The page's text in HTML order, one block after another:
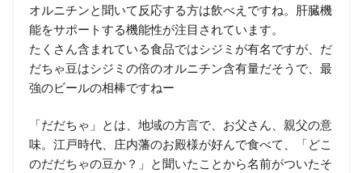
オルニチンと聞いて反応する方は飲べえですね。肝臓機
能をサポートする機能性が注目されています。
たくさん含まれている食品ではシジミが有名ですが、だ
だちゃ豆はシジミの倍のオルニチン含有量だそうで、最
強のビールの相棒ですねー
「だだちゃ」とは、地域の方言で、お父さん、親父の意
味。江戸時代、庄内藩のお殿様が好んで食べて、「どこ
のだだちゃの豆か？」と聞いたことから名前がついたそ